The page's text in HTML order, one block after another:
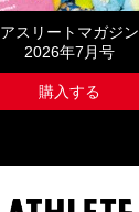
アスリートマガジン
2026年7月号
購入する